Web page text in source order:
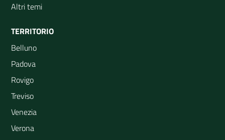
Altri temi
TERRITORIO
Belluno
Padova
Rovigo
Treviso
Venezia
Verona